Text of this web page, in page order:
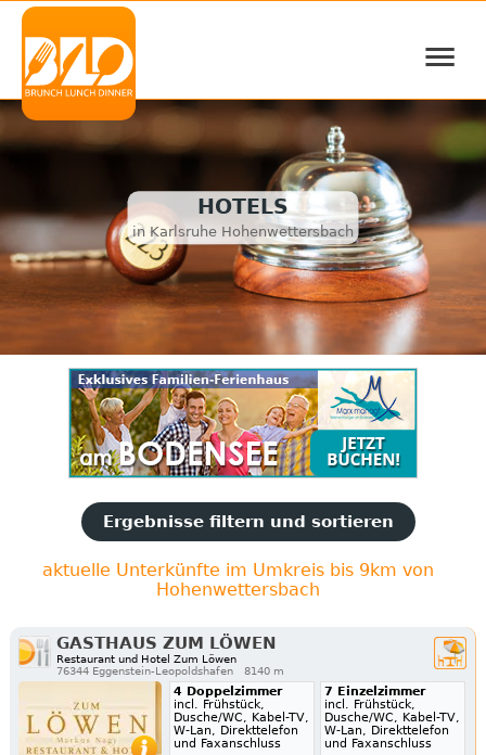
≡
HOTELS
in Karlsruhe Hohenwettersbach
Ergebnisse filtern und sortieren
aktuelle Unterkünfte im Umkreis bis 9km von
Hohenwettersbach
GASTHAUS ZUM LÖWEN
Restaurant und Hotel Zum Löwen
76344 Eggenstein-Leopoldshafen
8140 m
4 Doppelzimmer
incl. Frühstück,
Dusche/WC, Kabel-TV,
W-Lan, Direkttelefon
und Faxanschluss
7 Einzelzimmer
incl. Frühstück,
Dusche/WC, Kabel-TV,
W-Lan, Direkttelefon
und Faxanschluss